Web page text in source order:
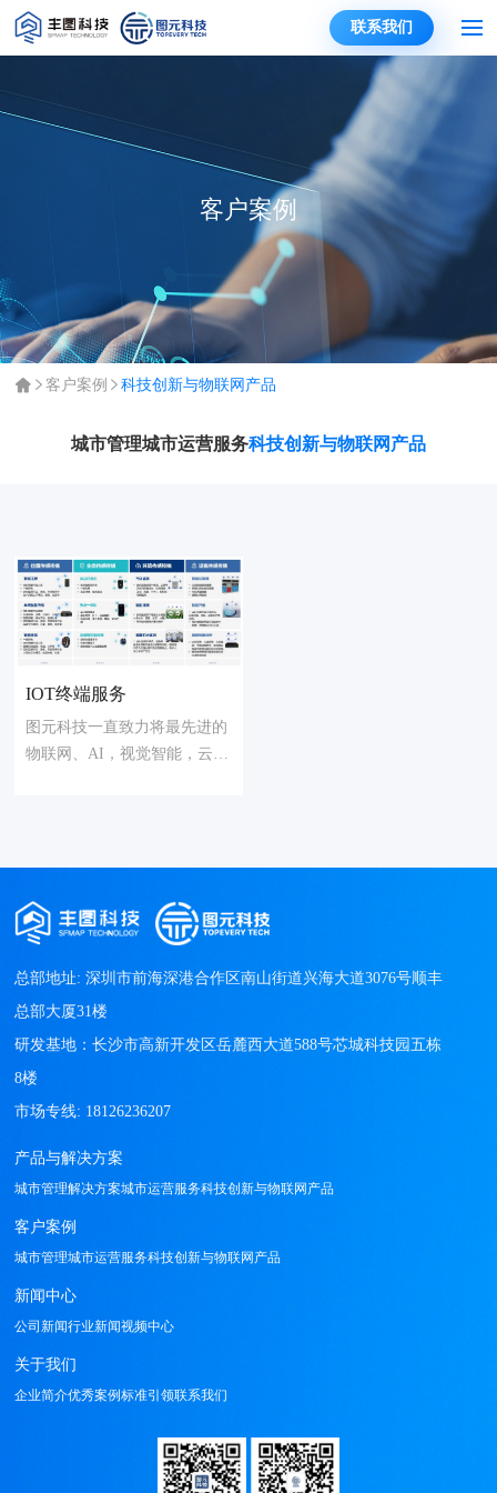
联系我们
客户案例
客户案例 科技创新与物联网产品
城市管理城市运营服务科技创新与物联网产品
IOT终端服务
图元科技一直致力将最先进的
物联网、AI，视觉智能，云计
总部地址: 深圳市前海深港合作区南山街道兴海大道3076号顺丰
总部大厦31楼
研发基地：长沙市高新开发区岳麓西大道588号芯城科技园五栋
8楼
产品与解决方案
城市管理解决方案城市运营服务科技创新与物联网产品
客户案例
城市管理城市运营服务科技创新与物联网产品
新闻中心
公司新闻行业新闻视频中心
关于我们
企业简介优秀案例标准引领联系我们